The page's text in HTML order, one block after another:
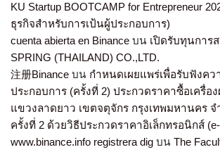
KU Startup BOOTCAMP for Entrepreneur
ธุรกิจสำหรับการเป้นผู้ประกอบการ)
cuenta abierta en Binance บน เปิดรับทุนการ
SPRING (THAILAND) CO.,LTD.
注册Binance บน กำหนดเผยแพร่เพื่อรับฟังคว
ประกอบการ (ครั้งที่ 2) ประกวดราคาซื้อเครื่อ
แขวงลาดยาว เขตจตุจักร กรุงเทพมหานคร จ
ครั้งที่ 2 ด้วยวิธีประกวดราคาอิเล็กทรอนิกส์ (e-
www.binance.info registrera dig บน The